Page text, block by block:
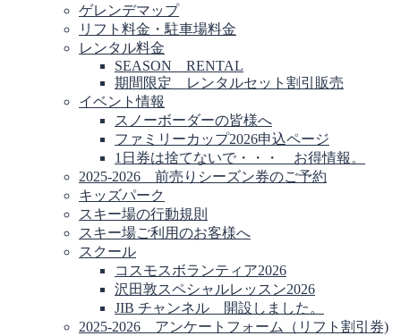
ゲレンデマップ
リフト料金・駐車場料金
レンタル料金
SEASON RENTAL
期間限定 レンタルセット割引販売
イベント情報
スノーボーダーの皆様へ
ファミリーカップ2026申込ページ
1日券は捨てないで・・・ お得情報。
2025-2026 前売りシーズン券のご予約
キッズパーク
スキー場の行動規則
スキー場ご利用のお客様へ
スクール
コスモスボランティア2026
沢田敦スペシャルレッスン2026
JIB チャンネル 開設しました。
2025-2026 アンケートフォーム（リフト割引券)